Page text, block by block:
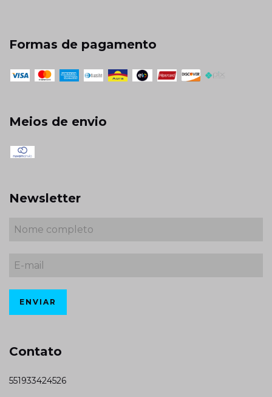
Formas de pagamento
Meios de envio
Newsletter
Contato
551933424526